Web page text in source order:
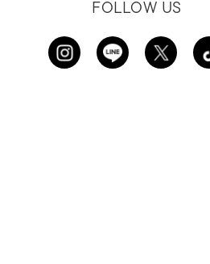
FOLLOW US